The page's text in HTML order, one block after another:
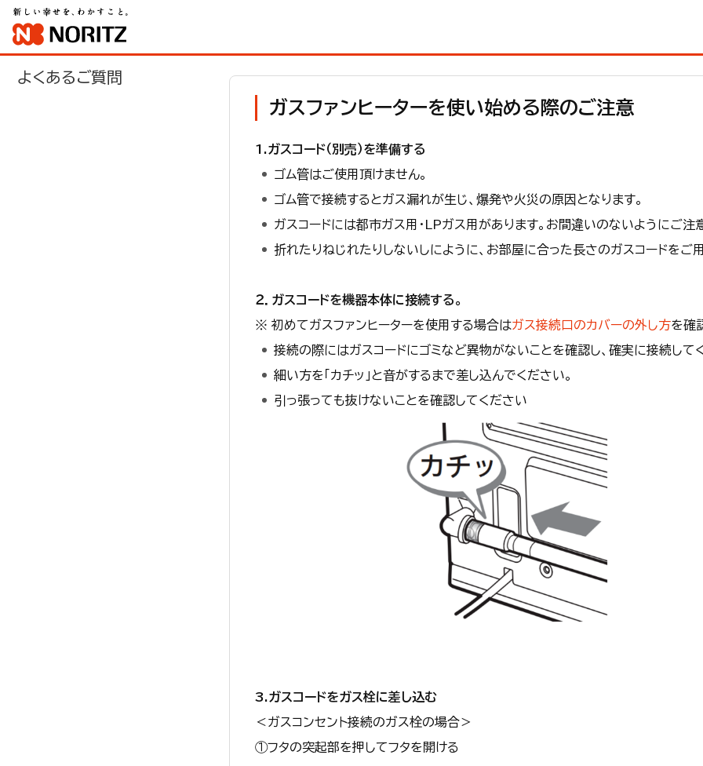
よくあるご質問
ガスファンヒーターを使い始める際のご注意
1.ガスコード（別売）を準備する
ゴム管はご使用頂けません。
ゴム管で接続するとガス漏れが生じ、爆発や火災の原因となります。
ガスコードには都市ガス用・LPガス用があります。お間違いのないようにご注
折れたりねじれたりしないしにように、お部屋に合った長さのガスコードをご
２．ガスコードを機器本体に接続する。
※ 初めてガスファンヒーターを使用する場合はガス接続口のカバーの外し方を確
接続の際にはガスコードにゴミなど異物がないことを確認し、確実に接続して
細い方を「カチッ」と音がするまで差し込んでください。
引っ張っても抜けないことを確認してください
3.ガスコードをガス栓に差し込む
＜ガスコンセント接続のガス栓の場合＞
①フタの突起部を押してフタを開ける